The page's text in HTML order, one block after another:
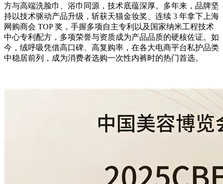
方与高端洗脸巾、浴巾同源，技术底蕴深厚。多年来，品牌坚
持以技术驱动产品升级，斩获天猫金妆奖、连续 3 年拿下上海
网购商会 TOP 奖，手握多项自主专利以及国家纳米工程技术
中心专利配方，多项荣誉与资质成为产品品质的硬核佐证。如
今，绒呼吸凭借高口碑、高复购率，在各大电商平台私护品类
中稳居前列，成为消费者选购一次性内裤时的热门首选。